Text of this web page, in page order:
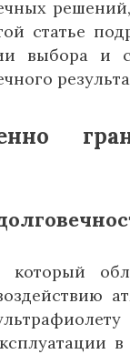
статье
выбора и